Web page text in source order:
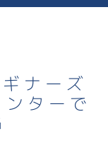
ナーズ
ターで